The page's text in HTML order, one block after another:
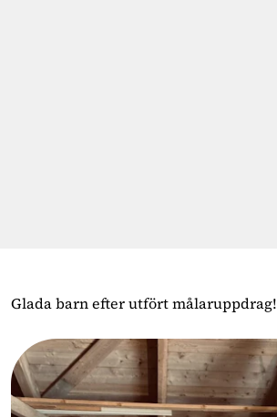
Glada barn efter utfört målaruppdrag!